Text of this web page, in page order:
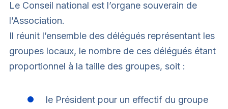
Le Conseil national est l’organe souverain de
l’Association.
Il réunit l’ensemble des délégués représentant les
groupes locaux, le nombre de ces délégués étant
proportionnel à la taille des groupes, soit :
le Président pour un effectif du groupe